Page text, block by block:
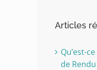
Articles
Qu’est-
de